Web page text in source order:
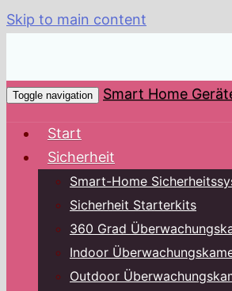
Skip to main content
Toggle navigation Smart Home
Start
Sicherheit
Smart-Home
Sicherheit Starterkits
360 Grad
Indoor
Outdoor